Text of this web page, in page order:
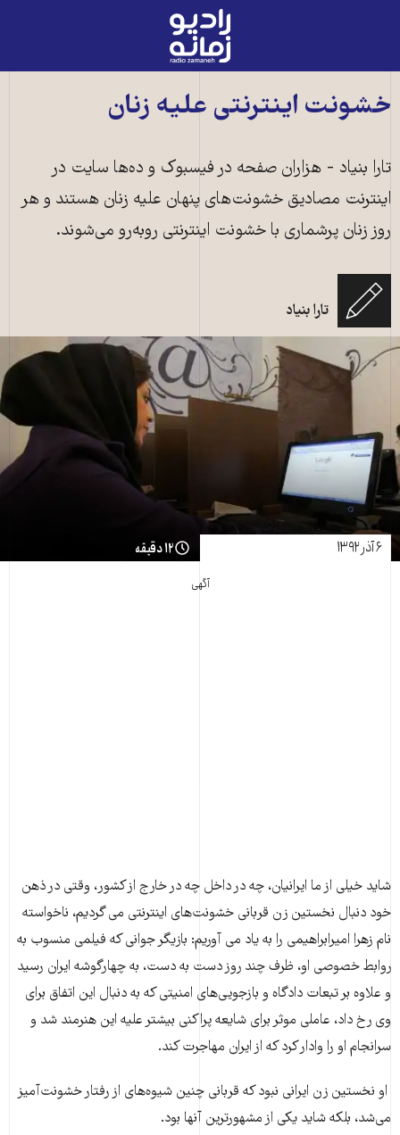
رادیو
زمانه
صفحه
خشونت اینترنتی علیه زنان
تارا بنیاد - هزاران صفحه در فیسبوک و ده‌ها سایت در
اینترنت مصادیق خشونت‌های پنهان علیه زنان هستند و هر
روز زنان پرشماری با خشونت اینترنتی روبه‌رو می‌شوند.
تارا بنیاد
۶ آذر ۱۳۹۲ ۱۲ دقیقه
آگهی
شاید خیلی از ما ایرانیان، چه در داخل چه در خارج از كشور، وقتی در ذهن
خود دنبال نخستین زن قربانی خشونت‌های اینترنتی می گردیم، ناخواسته
نام زهرا امیرابراهیمی را به یاد می آوریم: بازیگر جوانی كه فیلمی منسوب به
روابط خصوصی او، ظرف چند روز دست به دست، به چهارگوشه ایران رسید
و علاوه بر تبعات دادگاه و بازجویی‌های امنیتی كه به دنبال این اتفاق برای
وی رخ داد، عاملی موثر برای شایعه پراكنی بیشتر علیه این هنرمند شد و
سرانجام او را وادار كرد كه از ایران مهاجرت كند.
او نخستین زن ایرانی نبود كه قربانی چنین شیوه‌های از رفتار خشونت‌آمیز
می‌شد، بلكه شاید یکی از مشهورترین آنها بود.